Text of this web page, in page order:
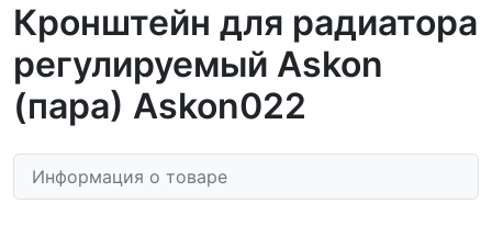
Кронштейн для радиатора
регулируемый Askon
(пара) Askon022
Информация о товаре